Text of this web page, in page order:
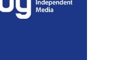
“Сүхбаатар дүүрэгт
үйлдвэрлэв- 2026”